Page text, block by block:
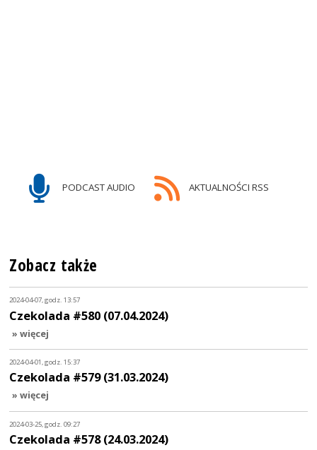
PODCAST AUDIO AKTUALNOŚCI RSS
Zobacz także
2024-04-07, godz. 13:57
Czekolada #580 (07.04.2024)
» więcej
2024-04-01, godz. 15:37
Czekolada #579 (31.03.2024)
» więcej
2024-03-25, godz. 09:27
Czekolada #578 (24.03.2024)